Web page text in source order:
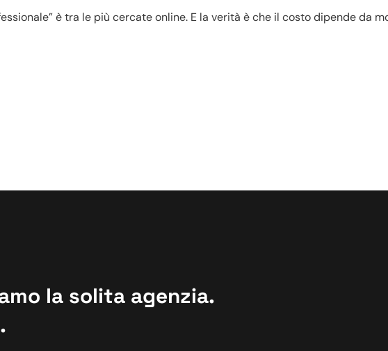
è tra le più cercate online. E la verità è che il costo dipende da
la solita agenzia.